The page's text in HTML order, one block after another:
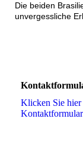
Die beiden
unvergessliche
Klicken Sie hier